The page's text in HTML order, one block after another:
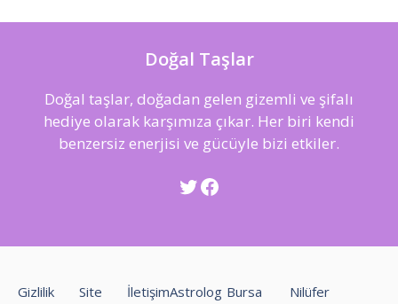
Doğal Taşlar
Doğal taşlar, doğadan gelen gizemli ve şifalı
hediye olarak karşımıza çıkar. Her biri kendi
benzersiz enerjisi ve gücüyle bizi etkiler.
Twitter
Facebook
Gizlilik
Site
İletişimAstrolog Bursa
Nilüfer